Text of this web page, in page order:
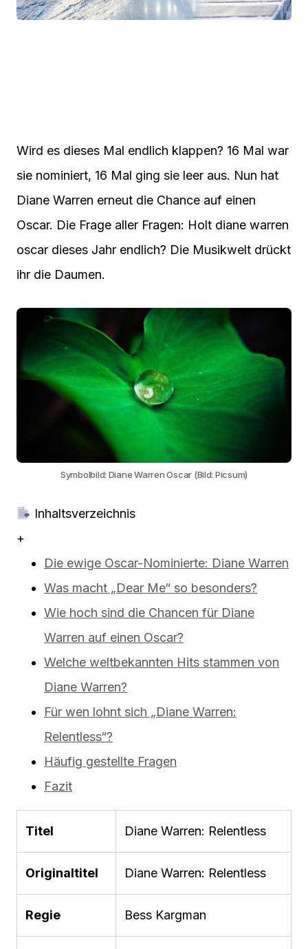
Wird es dieses Mal endlich klappen? 16 Mal war
sie nominiert, 16 Mal ging sie leer aus. Nun hat
Diane Warren erneut die Chance auf einen
Oscar. Die Frage aller Fragen: Holt diane warren
oscar dieses Jahr endlich? Die Musikwelt drückt
ihr die Daumen.
Symbolbild: Diane Warren Oscar (Bild: Picsum)
Inhaltsverzeichnis
+
Die ewige Oscar-Nominierte: Diane Warren
Was macht „Dear Me“ so besonders?
Wie hoch sind die Chancen für Diane
Warren auf einen Oscar?
Welche weltbekannten Hits stammen von
Diane Warren?
Für wen lohnt sich „Diane Warren:
Relentless“?
Häufig gestellte Fragen
Fazit
Titel Diane Warren: Relentless
Originaltitel Diane Warren: Relentless
Regie Bess Kargman